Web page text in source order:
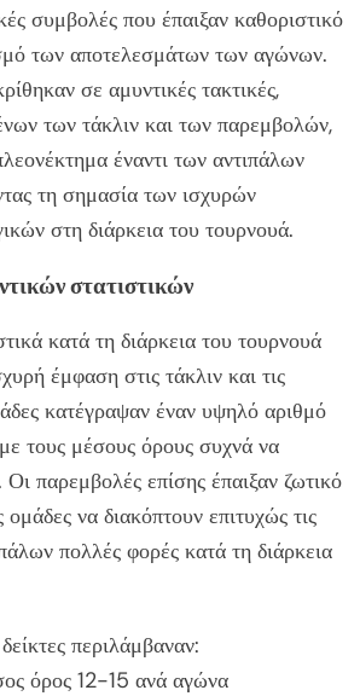
συμβολές που έπαιξαν καθοριστικό
των αποτελεσμάτων των αγώνων.
σε αμυντικές τακτικές,
των τάκλιν και των παρεμβολών,
έναντι των αντιπάλων
τη σημασία των ισχυρών
στη διάρκεια του τουρνουά.
στατιστικών
κατά τη διάρκεια του τουρνουά
έμφαση στις τάκλιν και τις
κατέγραψαν έναν υψηλό αριθμό
τους μέσους όρους συχνά να
παρεμβολές επίσης έπαιξαν ζωτικό
να διακόπτουν επιτυχώς τις
πολλές φορές κατά τη διάρκεια
περιλάμβαναν:
όρος 12-15 ανά αγώνα